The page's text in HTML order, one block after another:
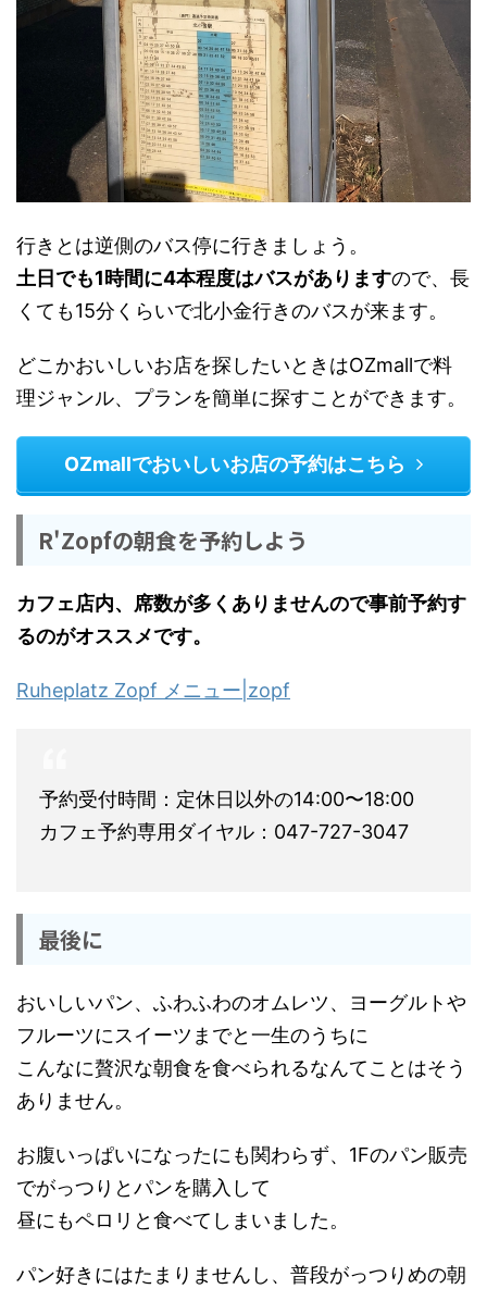
行きとは逆側のバス停に行きましょう。
土日でも1時間に4本程度はバスがありますので、長
くても15分くらいで北小金行きのバスが来ます。
どこかおいしいお店を探したいときはOZmallで料
理ジャンル、プランを簡単に探すことができます。
OZmallでおいしいお店の予約はこちら
R'Zopfの朝食を予約しよう
カフェ店内、席数が多くありませんので事前予約す
るのがオススメです。
Ruheplatz Zopf メニュー|zopf
予約受付時間：定休日以外の14:00〜18:00
カフェ予約専用ダイヤル：047-727-3047
最後に
おいしいパン、ふわふわのオムレツ、ヨーグルトや
フルーツにスイーツまでと一生のうちに
こんなに贅沢な朝食を食べられるなんてことはそう
ありません。
お腹いっぱいになったにも関わらず、1Fのパン販売
でがっつりとパンを購入して
昼にもペロリと食べてしまいました。
パン好きにはたまりませんし、普段がっつりめの朝